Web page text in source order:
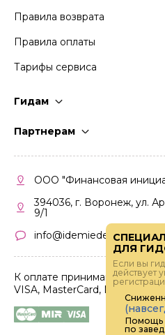
Правила возврата
Правила оплаты
Тарифы сервиса
Гидам
Партнерам
Кабинет партнера
Правила участия
ООО "Финансовая
394036, г. Воронеж, ул.
9/1
info@idemiedem.ru
К оплате принимаются карты
VISA, MasterCard, МИР
ДЛЯ
Если вы
действует
Помощь
по